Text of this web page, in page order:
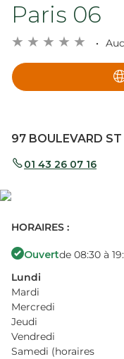
Paris 06
97 BOULEVARD
01 43 26 07 16
HORAIRES :
Ouvertde 08:30 à
Lundi
Mardi
Mercredi
Jeudi
Vendredi
Samedi (horaires